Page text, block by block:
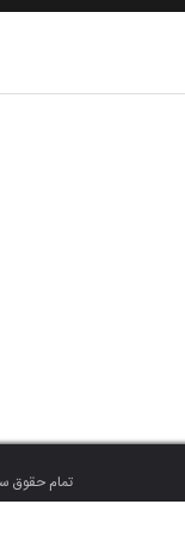
تمام حقوق